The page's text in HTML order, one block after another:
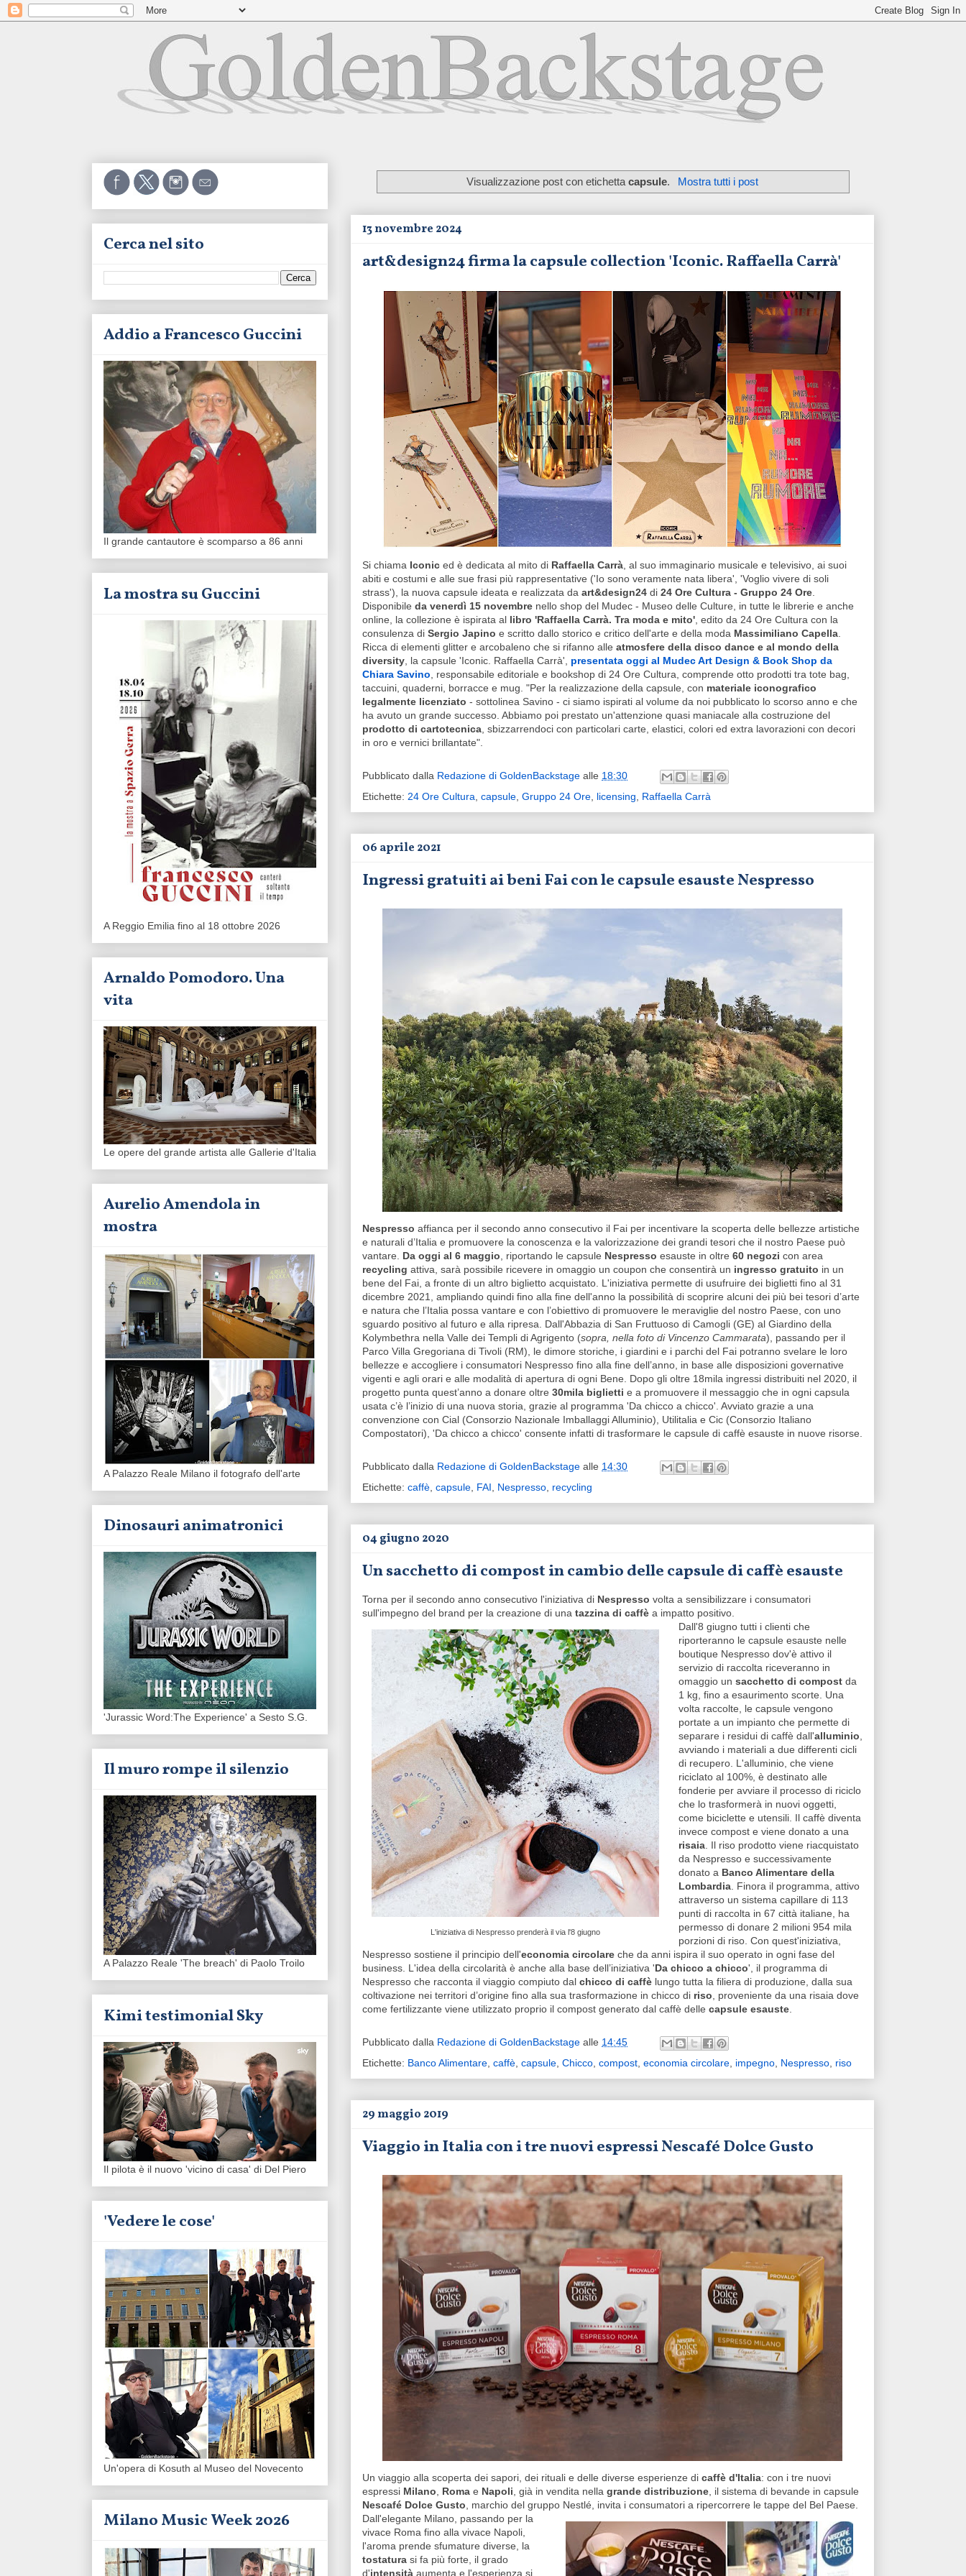
Visualizzazione post con etichettacapsule. Mostra tutti i post
13 novembre 2024
art&design24 firma la capsule collection 'Iconic. Raffaella Carrà'
Si chiama Iconic ed è dedicata al mito di Raffaella Carrà, al suo immaginario musicale e televisivo, ai suoi
abiti e costumi e alle sue frasi più rappresentative ('Io sono veramente nata libera', 'Voglio vivere di soli
strass'), la nuova capsule ideata e realizzata da art&design24 di 24 Ore Cultura - Gruppo 24 Ore.
Disponibile da venerdì 15 novembre nello shop del Mudec - Museo delle Culture, in tutte le librerie e anche
online, la collezione è ispirata al libro 'Raffaella Carrà. Tra moda e mito', edito da 24 Ore Cultura con la
consulenza di Sergio Japino e scritto dallo storico e critico dell'arte e della moda Massimiliano Capella.
Ricca di elementi glitter e arcobaleno che si rifanno alle atmosfere della disco dance e al mondo della
diversity, la capsule 'Iconic. Raffaella Carrà', presentata oggi al Mudec Art Design & Book Shop da
Chiara Savino, responsabile editoriale e bookshop di 24 Ore Cultura, comprende otto prodotti tra tote bag,
taccuini, quaderni, borracce e mug. "Per la realizzazione della capsule, con materiale iconografico
legalmente licenziato - sottolinea Savino - ci siamo ispirati al volume da noi pubblicato lo scorso anno e che
ha avuto un grande successo. Abbiamo poi prestato un'attenzione quasi maniacale alla costruzione del
prodotto di cartotecnica, sbizzarrendoci con particolari carte, elastici, colori ed extra lavorazioni con decori
in oro e vernici brillantate".
Pubblicato dalla Redazione di GoldenBackstage alle 18:30
Etichette: 24 Ore Cultura, capsule, Gruppo 24 Ore, licensing, Raffaella Carrà
06 aprile 2021
Ingressi gratuiti ai beni Fai con le capsule esauste Nespresso
Nespresso affianca per il secondo anno consecutivo il Fai per incentivare la scoperta delle bellezze artistiche
e naturali d’Italia e promuovere la conoscenza e la valorizzazione dei grandi tesori che il nostro Paese può
vantare. Da oggi al 6 maggio, riportando le capsule Nespresso esauste in oltre 60 negozi con area
recycling attiva, sarà possibile ricevere in omaggio un coupon che consentirà un ingresso gratuito in un
bene del Fai, a fronte di un altro biglietto acquistato. L'iniziativa permette di usufruire dei biglietti fino al 31
dicembre 2021, ampliando quindi fino alla fine dell'anno la possibilità di scoprire alcuni dei più bei tesori d’arte
e natura che l’Italia possa vantare e con l’obiettivo di promuovere le meraviglie del nostro Paese, con uno
sguardo positivo al futuro e alla ripresa. Dall'Abbazia di San Fruttuoso di Camogli (GE) al Giardino della
Kolymbethra nella Valle dei Templi di Agrigento (sopra, nella foto di Vincenzo Cammarata), passando per il
Parco Villa Gregoriana di Tivoli (RM), le dimore storiche, i giardini e i parchi del Fai potranno svelare le loro
bellezze e accogliere i consumatori Nespresso fino alla fine dell’anno, in base alle disposizioni governative
vigenti e agli orari e alle modalità di apertura di ogni Bene. Dopo gli oltre 18mila ingressi distribuiti nel 2020, il
progetto punta quest’anno a donare oltre 30mila biglietti e a promuovere il messaggio che in ogni capsula
usata c’è l’inizio di una nuova storia, grazie al programma 'Da chicco a chicco'. Avviato grazie a una
convenzione con Cial (Consorzio Nazionale Imballaggi Alluminio), Utilitalia e Cic (Consorzio Italiano
Compostatori), 'Da chicco a chicco' consente infatti di trasformare le capsule di caffè esauste in nuove risorse.
Pubblicato dalla Redazione di GoldenBackstage alle 14:30
Etichette: caffè, capsule, FAI, Nespresso, recycling
04 giugno 2020
Un sacchetto di compost in cambio delle capsule di caffè esauste
Torna per il secondo anno consecutivo l'iniziativa di Nespresso volta a sensibilizzare i consumatori
sull'impegno del brand per la creazione di una tazzina di caffè a impatto positivo.
L'iniziativa di Nespresso prenderà il via l'8 giugno
Dall'8 giugno tutti i clienti che
riporteranno le capsule esauste nelle
boutique Nespresso dov'è attivo il
servizio di raccolta riceveranno in
omaggio un sacchetto di compost da
1 kg, fino a esaurimento scorte. Una
volta raccolte, le capsule vengono
portate a un impianto che permette di
separare i residui di caffè dall'alluminio,
avviando i materiali a due differenti cicli
di recupero. L'alluminio, che viene
riciclato al 100%, è destinato alle
fonderie per avviare il processo di riciclo
che lo trasformerà in nuovi oggetti,
come biciclette e utensili. Il caffè diventa
invece compost e viene donato a una
risaia. Il riso prodotto viene riacquistato
da Nespresso e successivamente
donato a Banco Alimentare della
Lombardia. Finora il programma, attivo
attraverso un sistema capillare di 113
punti di raccolta in 67 città italiane, ha
permesso di donare 2 milioni 954 mila
porzioni di riso. Con quest'iniziativa,
Nespresso sostiene il principio dell'economia circolare che da anni ispira il suo operato in ogni fase del
business. L'idea della circolarità è anche alla base dell’iniziativa 'Da chicco a chicco', il programma di
Nespresso che racconta il viaggio compiuto dal chicco di caffè lungo tutta la filiera di produzione, dalla sua
coltivazione nei territori d’origine fino alla sua trasformazione in chicco di riso, proveniente da una risaia dove
come fertilizzante viene utilizzato proprio il compost generato dal caffè delle capsule esauste.
Pubblicato dalla Redazione di GoldenBackstage alle 14:45
Etichette: Banco Alimentare, caffè, capsule, Chicco, compost, economia circolare, impegno, Nespresso, riso
29 maggio 2019
Viaggio in Italia con i tre nuovi espressi Nescafé Dolce Gusto
Un viaggio alla scoperta dei sapori, dei rituali e delle diverse esperienze di caffè d'Italia: con i tre nuovi
espressi Milano, Roma e Napoli, già in vendita nella grande distribuzione, il sistema di bevande in capsule
Nescafé Dolce Gusto, marchio del gruppo Nestlé, invita i consumatori a ripercorrere le tappe del Bel Paese.
Dall'elegante Milano, passando per la
vivace Roma fino alla vivace Napoli,
l'aroma prende sfumature diverse, la
tostatura si fa più forte, il grado
d'intensità aumenta e l'esperienza si
Cerca nel sito
Addio a Francesco Guccini
Il grande cantautore è scomparso a 86 anni
La mostra su Guccini
A Reggio Emilia fino al 18 ottobre 2026
Arnaldo Pomodoro. Una
vita
Le opere del grande artista alle Gallerie d'Italia
Aurelio Amendola in
mostra
A Palazzo Reale Milano il fotografo dell'arte
Dinosauri animatronici
'Jurassic Word:The Experience' a Sesto S.G.
Il muro rompe il silenzio
A Palazzo Reale 'The breach' di Paolo Troilo
Kimi testimonial Sky
Il pilota è il nuovo 'vicino di casa' di Del Piero
'Vedere le cose'
Un'opera di Kosuth al Museo del Novecento
Milano Music Week 2026